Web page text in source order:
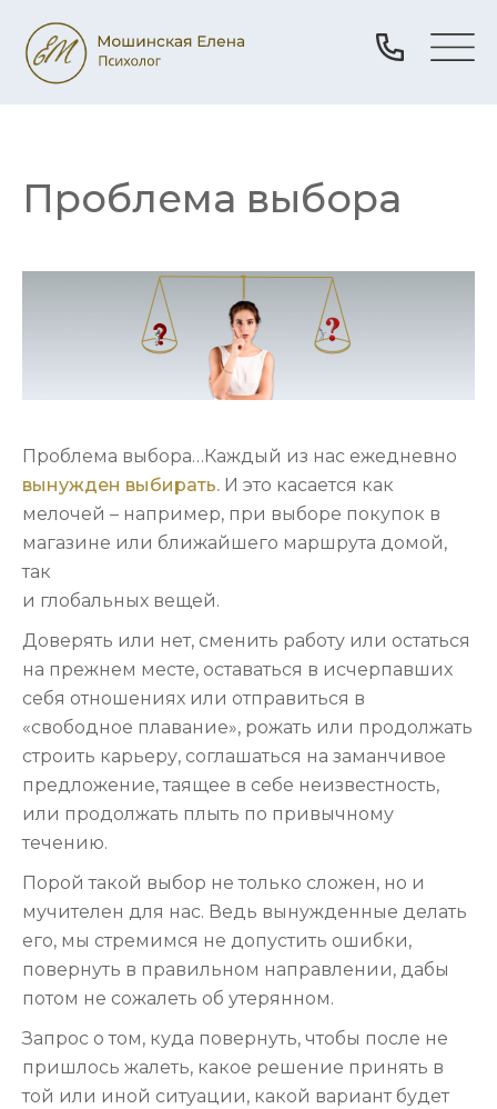
Проблема выбора
Проблема выбора…Каждый из нас ежедневно
вынужден выбирать. И это касается как
мелочей – например, при выборе покупок в
магазине или ближайшего маршрута домой,
так
и глобальных вещей.
Доверять или нет, сменить работу или остаться
на прежнем месте, оставаться в исчерпавших
себя отношениях или отправиться в
«свободное плавание», рожать или продолжать
строить карьеру, соглашаться на заманчивое
предложение, таящее в себе неизвестность,
или продолжать плыть по привычному
течению.
Порой такой выбор не только сложен, но и
мучителен для нас. Ведь вынужденные делать
его, мы стремимся не допустить ошибки,
повернуть в правильном направлении, дабы
потом не сожалеть об утерянном.
Запрос о том, куда повернуть, чтобы после не
пришлось жалеть, какое решение принять в
той или иной ситуации, какой вариант будет